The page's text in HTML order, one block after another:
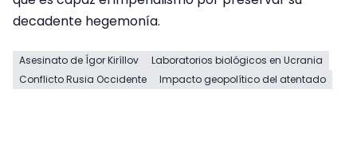
decadente hegemonía.
Asesinato de Ígor Kiríllov
Laboratorios biológicos en Ucrania
Conflicto Rusia Occidente
Impacto geopolítico del atentado